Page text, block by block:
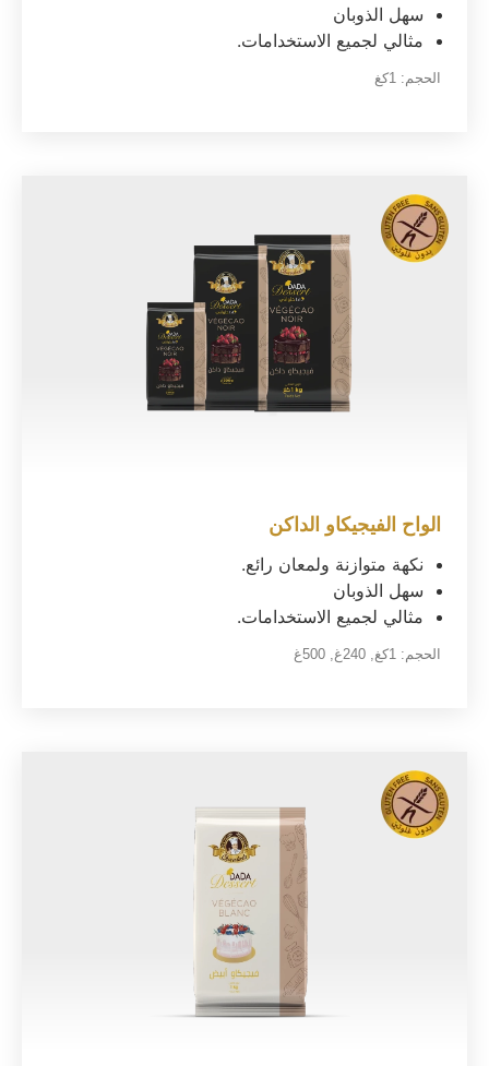
سهل الذوبان
مثالي لجميع الاستخدامات.
الحجم: 1كغ
الواح الفيجيكاو الداكن
نكهة متوازنة ولمعان رائع.
سهل الذوبان
مثالي لجميع الاستخدامات.
الحجم: 1كغ , 240غ , 500غ